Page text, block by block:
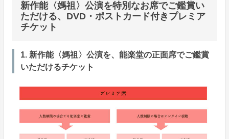
新作能〈媽祖〉公演を特別なお席でご鑑賞い
ただける、DVD・ポストカード付きプレミア
チケット
1. 新作能〈媽祖〉公演を、能楽堂の正面席でご鑑賞
いただけるチケット